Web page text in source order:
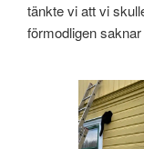
tänkte vi att vi
förmodligen